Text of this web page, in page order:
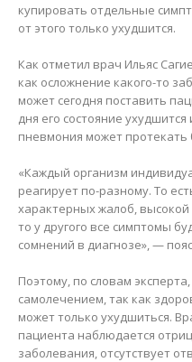
купировать отдельные
от этого только ухудшится.
Как отметил врач Ильяс
как осложнение какого-то
может сегодня поставить
дня его состояние
пневмония может протекать
«Каждый организм
реагирует по-разному. То
характерных жалоб,
то у другого все симптомы
сомнений в диагнозе», —
Поэтому, по словам
самолечением, так как
может только ухудшиться.
пациента наблюдается
заболевания, отсутствует